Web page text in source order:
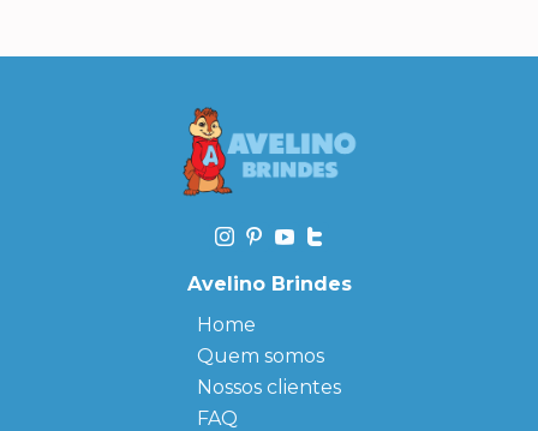
Avelino Brindes
Home
Quem somos
Nossos clientes
FAQ